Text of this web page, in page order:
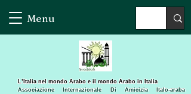
Menu
L’Italia nel mondo Arabo e il mondo Arabo in Italia
Associazione Internazionale Di Amicizia Italo-araba